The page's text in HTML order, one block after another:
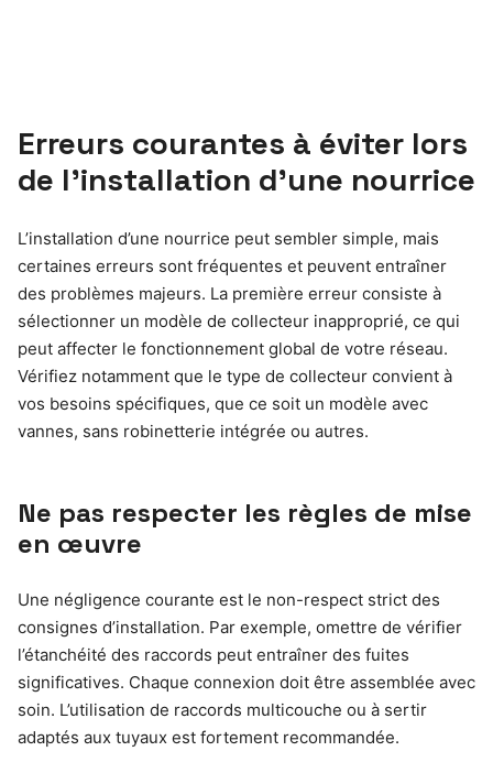
Erreurs courantes à éviter lors
de l’installation d’une nourrice
L’installation d’une nourrice peut sembler simple, mais
certaines erreurs sont fréquentes et peuvent entraîner
des problèmes majeurs. La première erreur consiste à
sélectionner un modèle de collecteur inapproprié, ce qui
peut affecter le fonctionnement global de votre réseau.
Vérifiez notamment que le type de collecteur convient à
vos besoins spécifiques, que ce soit un modèle avec
vannes, sans robinetterie intégrée ou autres.
Ne pas respecter les règles de mise
en œuvre
Une négligence courante est le non-respect strict des
consignes d’installation. Par exemple, omettre de vérifier
l’étanchéité des raccords peut entraîner des fuites
significatives. Chaque connexion doit être assemblée avec
soin. L’utilisation de raccords multicouche ou à sertir
adaptés aux tuyaux est fortement recommandée.